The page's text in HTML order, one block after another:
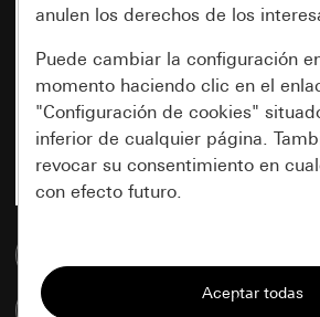
anulen los derechos de los
Puede cambiar la configuración
momento haciendo clic en el
"Configuración de cookies"
inferior de cualquier página.
revocar su consentimiento en
con efecto futuro.
Todas las cookies que necesitamos